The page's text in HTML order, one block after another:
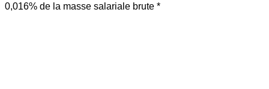
0,016% de la masse salariale brute *